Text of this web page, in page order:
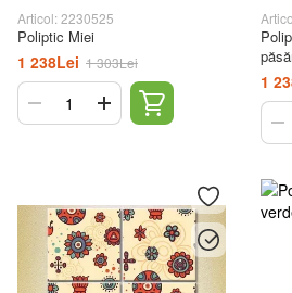
Articol: 2230525
Poliptic Miei
1 238Lei 1 303Lei
1